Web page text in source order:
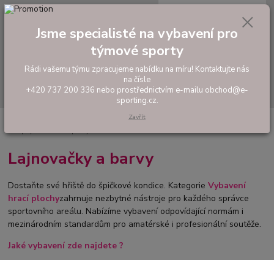
Hledat
tel: +420 737 200 336
0,00 Kč
Volejbal a Beach volejbal
sloupky a ostatní doplňky
Lajnovačky a barvy
Dostaňte své hřiště do špičkové kondice. KategorieVybavení
hrací plochyzahrnuje nezbytné nástroje pro každého správce
sportovního areálu. Nabízíme vybavení odpovídající normám i
mezinárodním standardům pro amatérské i profesionální soutěže.
Jaké vybavení zde najdete ?
Jsme specialisté na vybavení pro
týmové sporty
Rádi vašemu týmu zpracujeme nabídku na míru! Kontaktujte nás
na čísle
+420 737 200 336 nebo prostřednictvím e-mailu obchod@e-
sporting.cz.
Zavřít